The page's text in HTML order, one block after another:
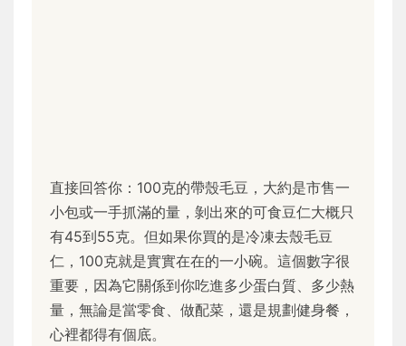
直接回答你：100克的帶殼毛豆，大約是市售一
小包或一手抓滿的量，剝出來的可食豆仁大概只
有45到55克。但如果你買的是冷凍去殼毛豆
仁，100克就是實實在在的一小碗。這個數字很
重要，因為它關係到你吃進多少蛋白質、多少熱
量，無論是當零食、做配菜，還是規劃健身餐，
心裡都得有個底。